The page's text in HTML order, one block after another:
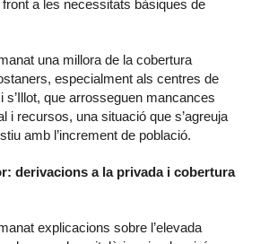
a les necessitats bàsiques de
una millora de la cobertura
especialment als centres de
s’Illot, que arrosseguen mancances
i recursos, una situació que s’agreuja
amb l’increment de població.
derivacions a la privada i cobertura
explicacions sobre l’elevada